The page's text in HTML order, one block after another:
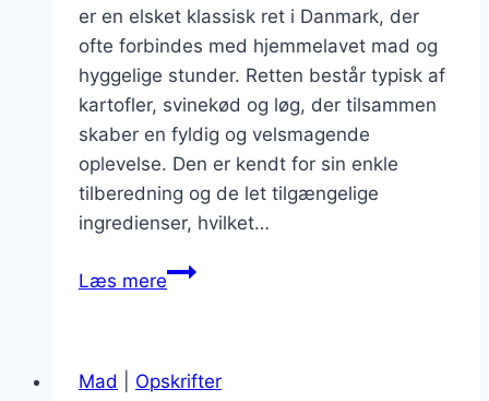
er en elsket klassisk ret i Danmark, der
ofte forbindes med hjemmelavet mad og
hyggelige stunder. Retten består typisk af
kartofler, svinekød og løg, der tilsammen
skaber en fyldig og velsmagende
oplevelse. Den er kendt for sin enkle
tilberedning og de let tilgængelige
ingredienser, hvilket…
Læs mereBrændende
og
Mad Opskrifter